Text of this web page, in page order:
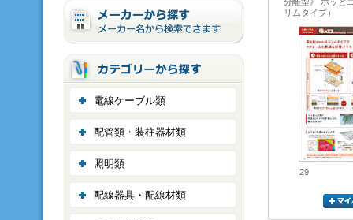
リムタイプ）
29
電線ケーブル類
配管類・装柱器材類
照明類
配線器具・配線材類